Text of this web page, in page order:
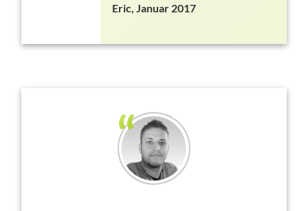
Eric, Januar 2017